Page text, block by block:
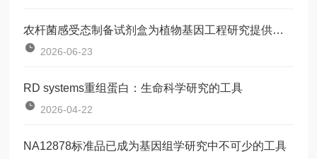
农杆菌感受态制备试剂盒为植物基因工程研究提供了一种标准化工具
2026-06-23
RD systems重组蛋白：生命科学研究的工具
2026-04-22
NA12878标准品已成为基因组学研究中不可少的工具